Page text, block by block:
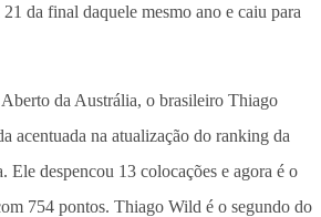
da final daquele mesmo ano e caiu para
da Austrália, o brasileiro Thiago
acentuada na atualização do ranking da
Ele despencou 13 colocações e agora é o
754 pontos. Thiago Wild é o segundo do